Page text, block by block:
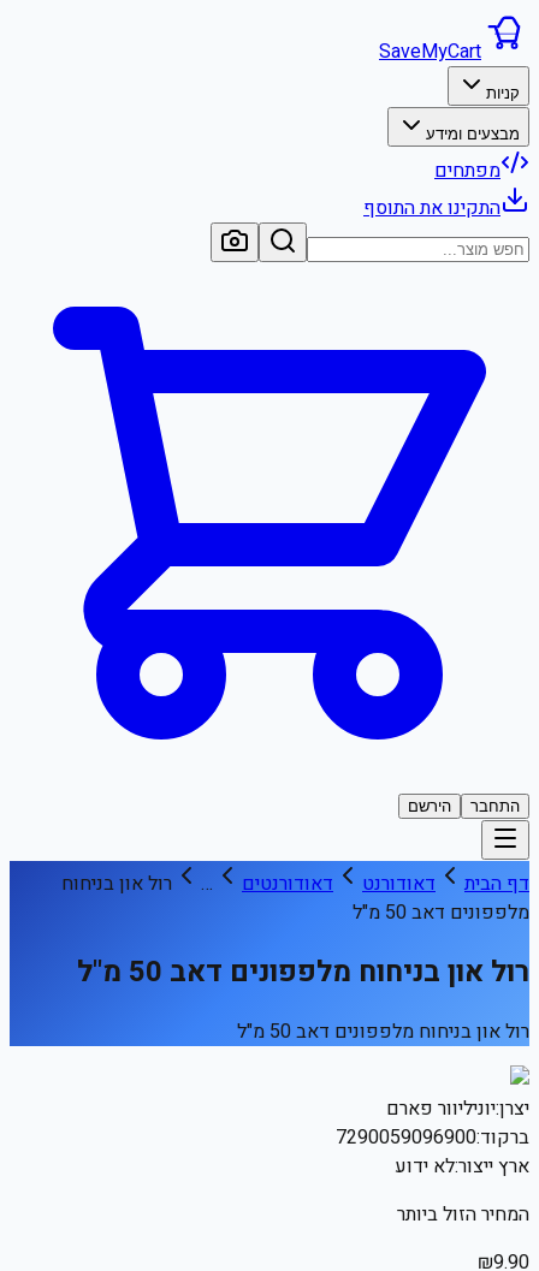
SaveMyCart
קניות
מבצעים ומידע
מפתחים
התקינו את התוסף
התחבר הירשם
דף הבית דאודורנט דאודורנטים …
רול און בניחוח
מלפפונים דאב 50 מ"ל
רול און בניחוח מלפפונים דאב 50 מ"ל
רול און בניחוח מלפפונים דאב 50 מ"ל
יצרן:יוניליוור פארם
ברקוד:7290059096900
ארץ ייצור:לא ידוע
המחיר הזול ביותר
₪9.90